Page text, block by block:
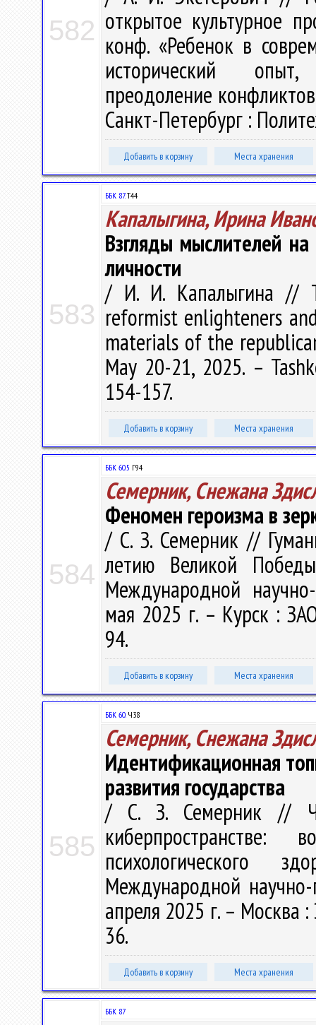
582 открытое культурное
конф. «Ребенок в
исторический опыт,
преодоление
Санкт-Петербург :
Добавить в корзину Места хранения
583
ББК 87.Т44
Капалыгина, Ирина
Взгляды мыслителей
личности
/ И. И. Капалыгина //
reformist enlighteners
materials of the
May 20-21, 2025. –
154-157.
Добавить в корзину Места хранения
584
ББК 60.5 Г94
Семерник, Снежана
Феномен героизма в
/ С. З. Семерник //
летию Великой
Международной
мая 2025 г. – Курск :
94.
Добавить в корзину Места хранения
585
ББК 60.Ч38
Семерник, Снежана
Идентификационная
развития государства
/ С. З. Семерник //
Международной
апреля 2025 г. – Москва
36.
Добавить в корзину Места хранения
ББК 87